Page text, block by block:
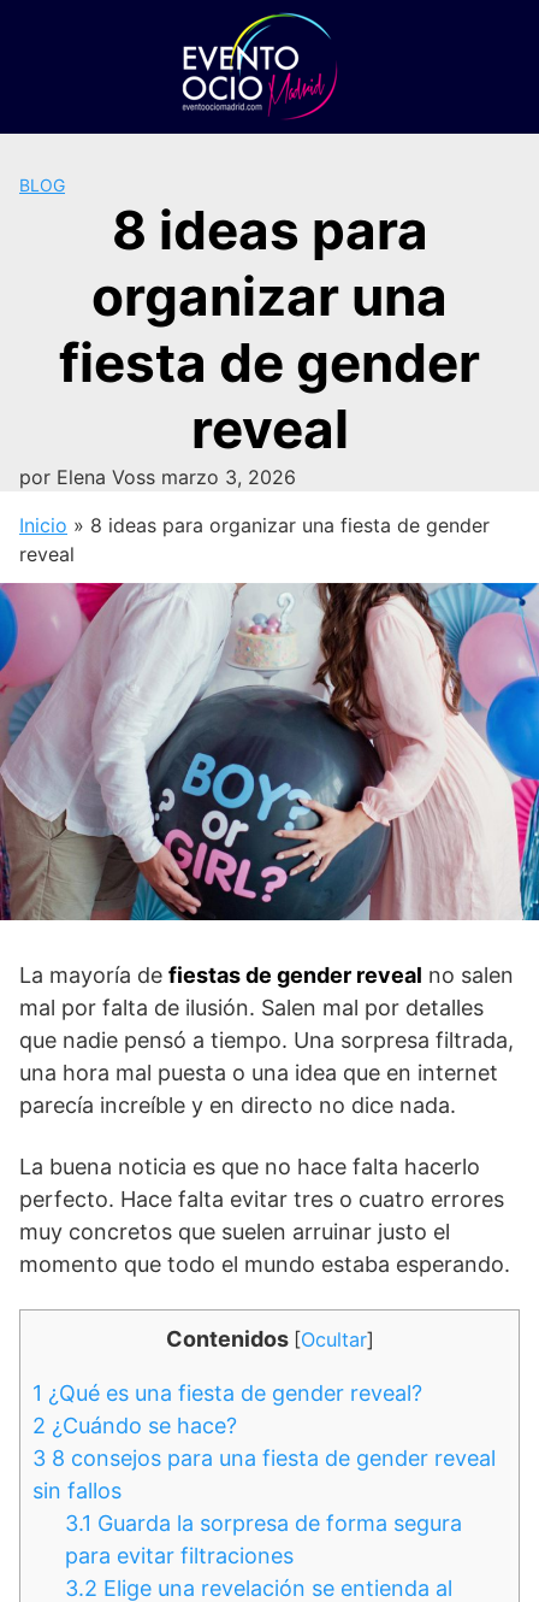
BLOG
8 ideas para
organizar una
fiesta de gender
reveal
por Elena Voss marzo 3, 2026
Inicio » 8 ideas para organizar una fiesta de gender
reveal
La mayoría de fiestas de gender reveal no salen
mal por falta de ilusión. Salen mal por detalles
que nadie pensó a tiempo. Una sorpresa filtrada,
una hora mal puesta o una idea que en internet
parecía increíble y en directo no dice nada.
La buena noticia es que no hace falta hacerlo
perfecto. Hace falta evitar tres o cuatro errores
muy concretos que suelen arruinar justo el
momento que todo el mundo estaba esperando.
Contenidos [Ocultar]
1 ¿Qué es una fiesta de gender reveal?
2 ¿Cuándo se hace?
3 8 consejos para una fiesta de gender reveal
sin fallos
3.1 Guarda la sorpresa de forma segura
para evitar filtraciones
3.2 Elige una revelación se entienda al